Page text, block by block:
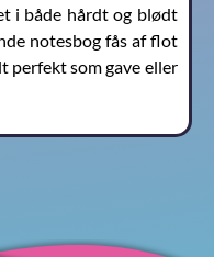
i både hårdt og blødt
notesbog fås af flot
perfekt som gave eller